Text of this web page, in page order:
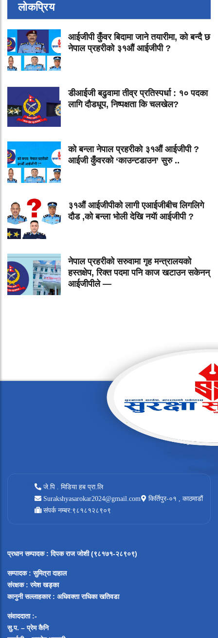
लोकप्रिय
आईजीपी कुँवर बिदामा जाने तयारीमा, को बन्दै छ
नेपाल प्रहरीको ३१औं आईजीपी ?
डीआईजी बढुवामा तीव्र प्रतिस्पर्धा : १० पदका
लागि दौडधूप, निष्पक्षता कि चलखेल?
को बन्ला नेपाल प्रहरीको ३१औं आईजीपी ?
आईजी कुँवरको ‘काउन्टडाउन’ सुरु ..
३१औं आईजीपीको लागी एआईजीबीच लिगलिगे
दौड ,को बन्ला भोली देखि नयॅा आईजीपी ?
नेपाल प्रहरीको सरुवामा गृह मन्त्रालयको
हस्तक्षेप, रिक्त पदमा पनि काज खटाउन सकेनन्
आईजीपीले —
जे.पि . मिडिया हब प्रा.लि
Surakshyasarokar2024@gmail.com
किर्तिपुर-०१ , काठमाडौं
संपर्क नम्बर:९८१८१२८९०९
प्रधान सम्पादक: दिपक राज जोशी (९८१७१-२८९०९)
सम्पादक : सुमित्रा दाहाल
संरक्षक : रमेश खड्का
कानुनी सल्लाहकार : अधिवक्ता राधिका खतिवडा
संवाददाता :-
सु.प. – प्रेम कैनि